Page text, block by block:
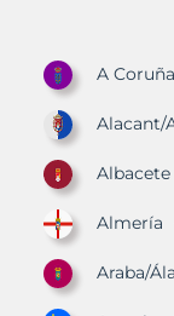
A Coruña
Alacant/
Albacete
Almería
Araba/